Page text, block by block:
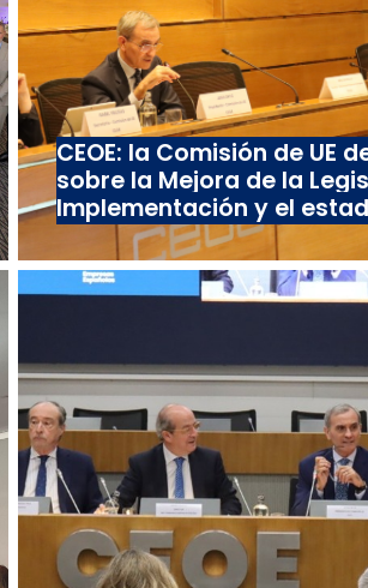
CEOE: la Comisión de UE
sobre la Mejora de la
Implementación y el